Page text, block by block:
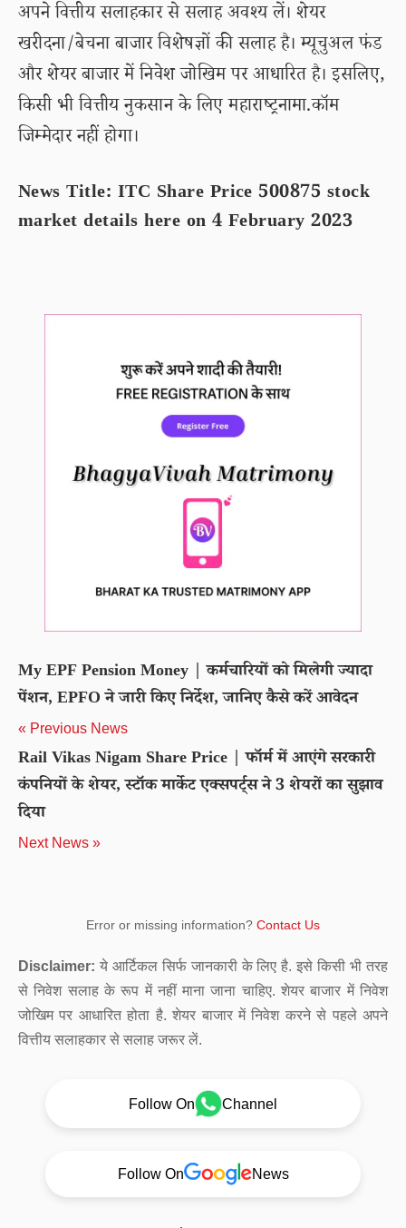
अपने वित्तीय सलाहकार से सलाह अवश्य लें। शेयर
खरीदना/बेचना बाजार विशेषज्ञों की सलाह है। म्यूचुअल फंड
और शेयर बाजार में निवेश जोखिम पर आधारित है। इसलिए,
किसी भी वित्तीय नुकसान के लिए महाराष्ट्रनामा.कॉम
जिम्मेदार नहीं होगा।
News Title: ITC Share Price 500875 stock
market details here on 4 February 2023
My EPF Pension Money | कर्मचारियों को मिलेगी ज्यादा
पेंशन, EPFO ने जारी किए निर्देश, जानिए कैसे करें आवेदन
« Previous News
Rail Vikas Nigam Share Price | फॉर्म में आएंगे सरकारी
कंपनियों के शेयर, स्टॉक मार्केट एक्सपर्ट्स ने 3 शेयरों का सुझाव
दिया
Next News »
Error or missing information? Contact Us
Disclaimer: ये आर्टिकल सिर्फ जानकारी के लिए है. इसे किसी भी तरह
से निवेश सलाह के रूप में नहीं माना जाना चाहिए. शेयर बाजार में निवेश
जोखिम पर आधारित होता है. शेयर बाजार में निवेश करने से पहले अपने
वित्तीय सलाहकार से सलाह जरूर लें.
Follow On Channel
Follow On News